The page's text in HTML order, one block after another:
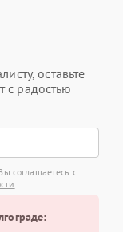
оставьте
с радостью
соглашаетесь с